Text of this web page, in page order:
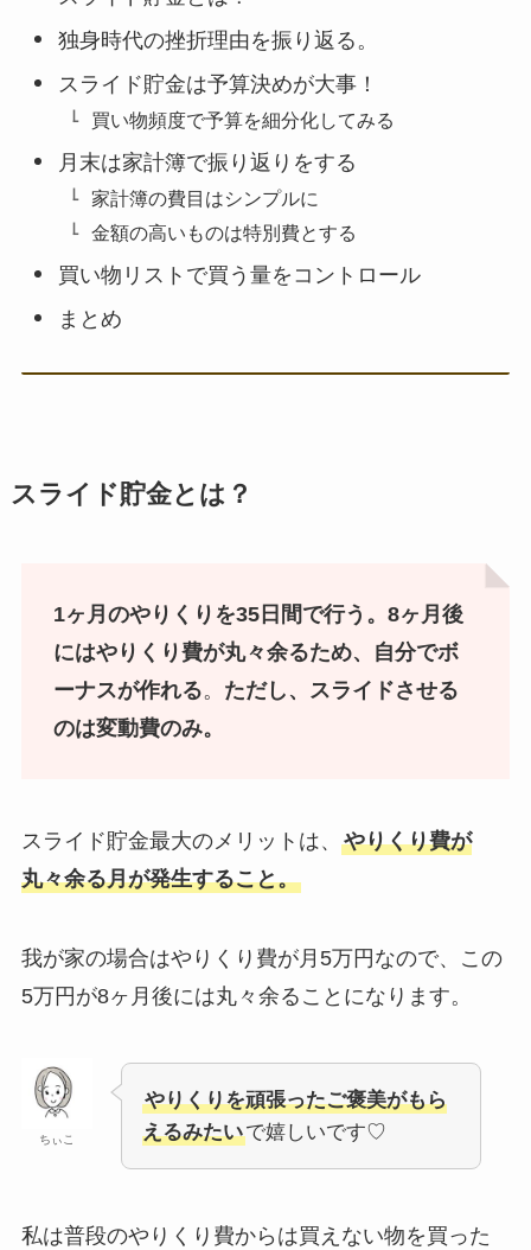
独身時代の挫折理由を振り返る。
スライド貯金は予算決めが大事！
買い物頻度で予算を細分化してみる
月末は家計簿で振り返りをする
家計簿の費目はシンプルに
金額の高いものは特別費とする
買い物リストで買う量をコントロール
まとめ
スライド貯金とは？
1ヶ月のやりくりを35日間で行う。8ヶ月後
にはやりくり費が丸々余るため、自分でボ
ーナスが作れる。 ただし、スライドさせる
のは変動費のみ。
スライド貯金最大のメリットは、 やりくり費が
丸々余る月が発生すること。
我が家の場合はやりくり費が月5万円なので、この
5万円が8ヶ月後には丸々余ることになります。
ちぃこ
やりくりを頑張ったご褒美がもら
えるみたいで嬉しいです♡
私は普段のやりくり費からは買えない物を買った